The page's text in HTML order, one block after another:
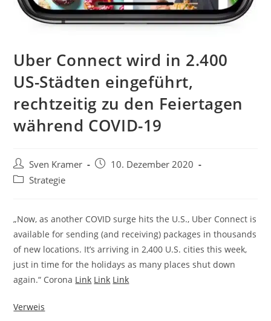
Uber Connect wird in 2.400
US-Städten eingeführt,
rechtzeitig zu den Feiertagen
während COVID-19
Sven Kramer
10. Dezember 2020
Strategie
„Now, as another COVID surge hits the U.S., Uber Connect is
available for sending (and receiving) packages in thousands
of new locations. It’s arriving in 2,400 U.S. cities this week,
just in time for the holidays as many places shut down
again.“ Corona Link Link Link
Verweis